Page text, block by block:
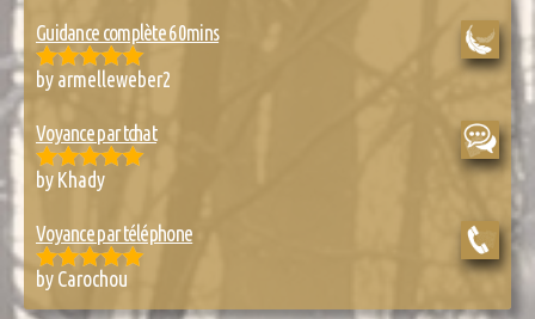
Guidance complète 60mins
Rated5out
by armelleweber2
Voyance par tchat
Rated5out
by Khady
Voyance par téléphone
Rated5out
of 5
by Carochou